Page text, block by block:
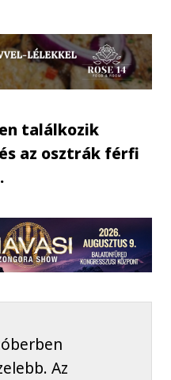
találkozik
az osztrák férfi
Az